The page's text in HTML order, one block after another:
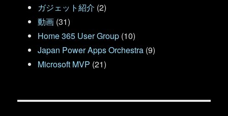
ガジェット紹介 (2)
動画 (31)
Home 365 User Group (10)
Japan Power Apps Orchestra (9)
Microsoft MVP (21)